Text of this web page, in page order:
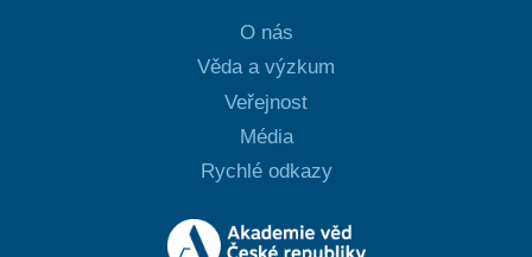
O nás
Věda a výzkum
Veřejnost
Média
Rychlé odkazy